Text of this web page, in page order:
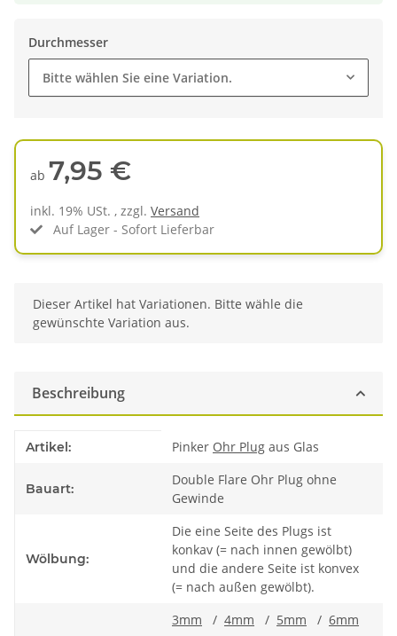
Durchmesser
Bitte wählen Sie eine Variation.
ab 7,95 €
inkl. 19% USt. , zzgl. Versand
Auf Lager - Sofort Lieferbar
x
Dieser Artikel hat Variationen. Bitte wähle die
gewünschte Variation aus.
Beschreibung
Produkteigenschaft
Wert
Artikel: Pinker Ohr Plug aus Glas
Bauart:
Double Flare Ohr Plug ohne
Gewinde
Wölbung:
Die eine Seite des Plugs ist
konkav (= nach innen gewölbt)
und die andere Seite ist konvex
(= nach außen gewölbt).
3mm / 4mm / 5mm / 6mm